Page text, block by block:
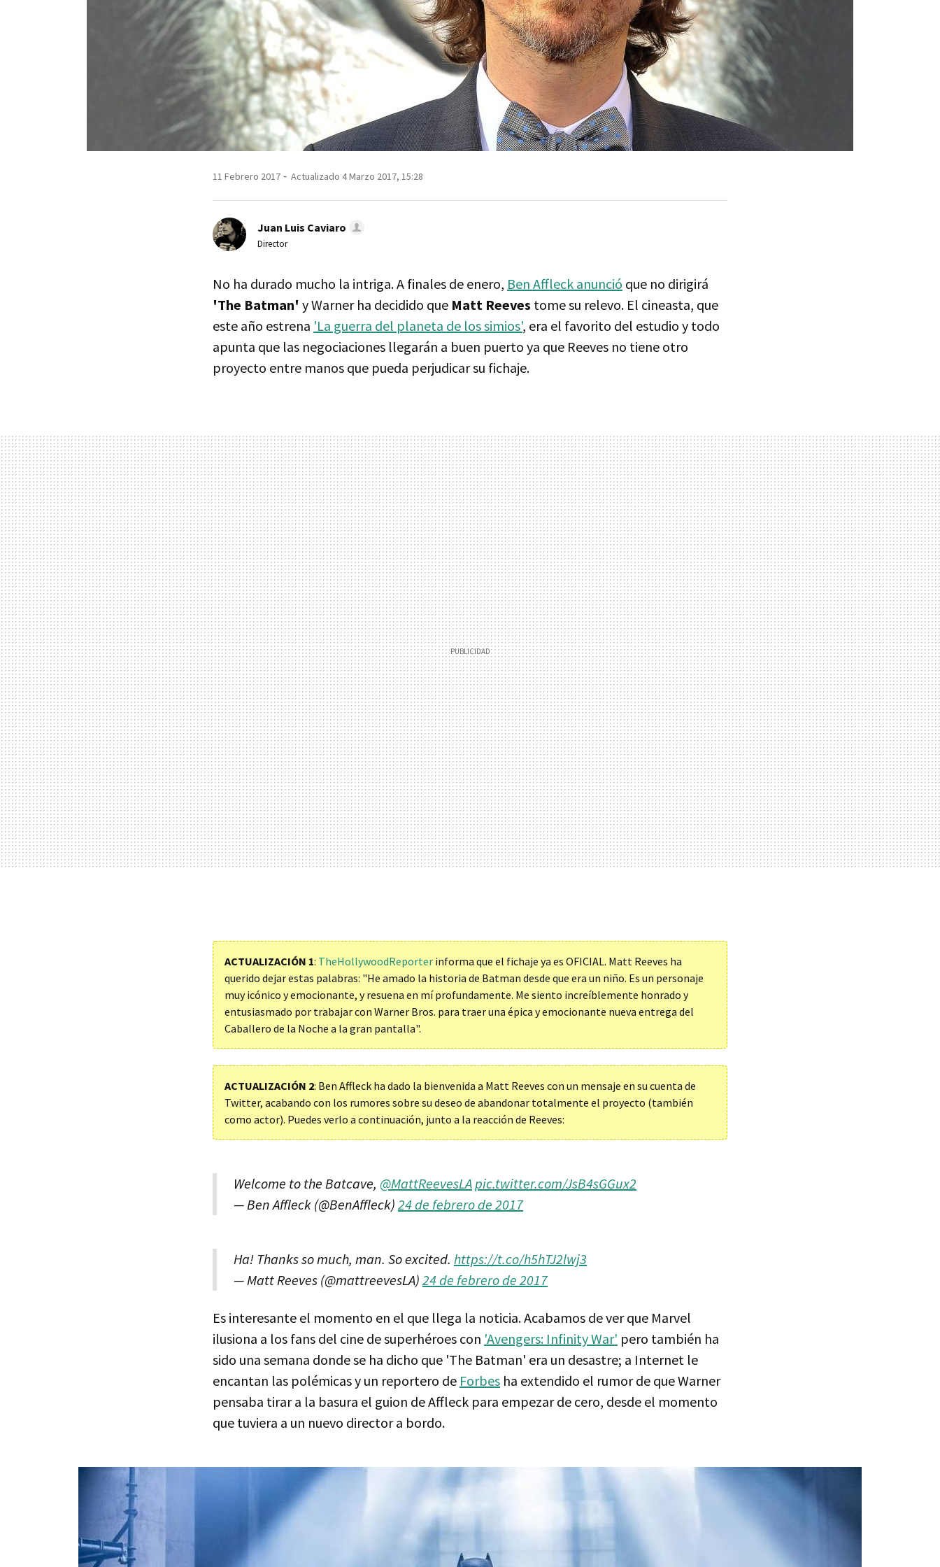
11 Febrero 2017 Actualizado 4 Marzo 2017, 15:28
Juan Luis Caviaro
Director
No ha durado mucho la intriga. A finales de enero, Ben Affleck anunció que no dirigirá
'The Batman' y Warner ha decidido que Matt Reeves tome su relevo. El cineasta, que
este año estrena 'La guerra del planeta de los simios', era el favorito del estudio y todo
apunta que las negociaciones llegarán a buen puerto ya que Reeves no tiene otro
proyecto entre manos que pueda perjudicar su fichaje.
ACTUALIZACIÓN 1: TheHollywoodReporter informa que el fichaje ya es OFICIAL. Matt Reeves ha
querido dejar estas palabras: "He amado la historia de Batman desde que era un niño. Es un personaje
muy icónico y emocionante, y resuena en mí profundamente. Me siento increíblemente honrado y
entusiasmado por trabajar con Warner Bros. para traer una épica y emocionante nueva entrega del
Caballero de la Noche a la gran pantalla".
ACTUALIZACIÓN 2: Ben Affleck ha dado la bienvenida a Matt Reeves con un mensaje en su cuenta de
Twitter, acabando con los rumores sobre su deseo de abandonar totalmente el proyecto (también
como actor). Puedes verlo a continuación, junto a la reacción de Reeves:
Welcome to the Batcave, @MattReevesLApic.twitter.com/JsB4sGGux2
— Ben Affleck (@BenAffleck)24 de febrero de 2017
Ha! Thanks so much, man. So excited. https://t.co/h5hTJ2lwj3
— Matt Reeves (@mattreevesLA)24 de febrero de 2017
Es interesante el momento en el que llega la noticia. Acabamos de ver que Marvel
ilusiona a los fans del cine de superhéroes con 'Avengers: Infinity War' pero también ha
sido una semana donde se ha dicho que 'The Batman' era un desastre; a Internet le
encantan las polémicas y un reportero de Forbes ha extendido el rumor de que Warner
pensaba tirar a la basura el guion de Affleck para empezar de cero, desde el momento
que tuviera a un nuevo director a bordo.